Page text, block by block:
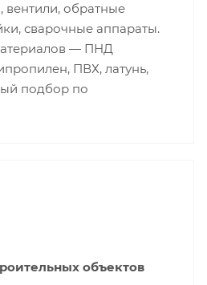
вентили, обратные
сварочные аппараты.
— ПНД
ПВХ, латунь,
подбор по
объектов